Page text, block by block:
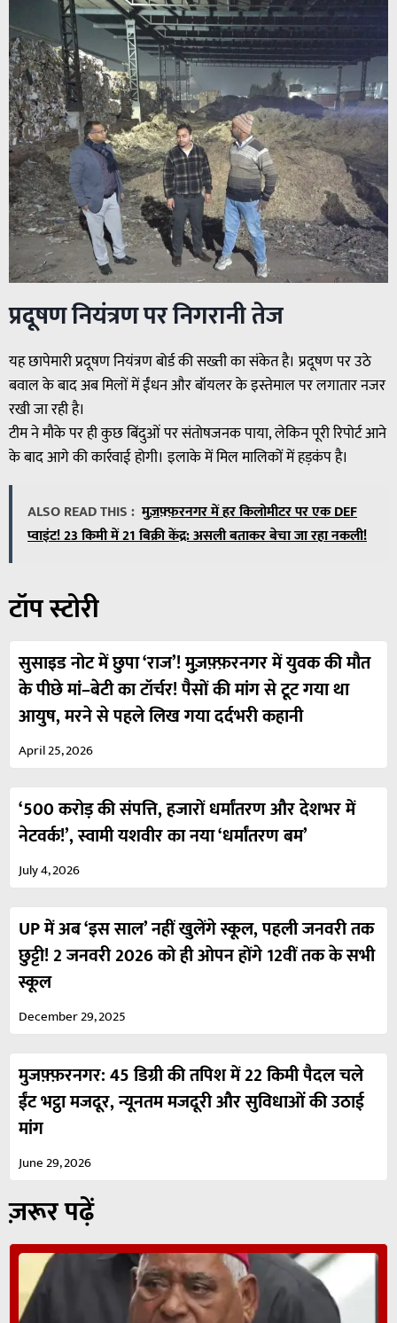
प्रदूषण नियंत्रण पर निगरानी तेज
यह छापेमारी प्रदूषण नियंत्रण बोर्ड की सख्ती का संकेत है। प्रदूषण पर उठे
बवाल के बाद अब मिलों में ईंधन और बॉयलर के इस्तेमाल पर लगातार नजर
रखी जा रही है।
टीम ने मौके पर ही कुछ बिंदुओं पर संतोषजनक पाया, लेकिन पूरी रिपोर्ट आने
के बाद आगे की कार्रवाई होगी। इलाके में मिल मालिकों में हड़कंप है।
ALSO READ THIS : मुज़फ़्फ़रनगर में हर किलोमीटर पर एक DEF
प्वाइंट! 23 किमी में 21 बिक्री केंद्र: असली बताकर बेचा जा रहा नकली!
टॉप स्टोरी
सुसाइड नोट में छुपा ‘राज’! मुज़फ़्फ़रनगर में युवक की मौत
के पीछे मां–बेटी का टॉर्चर! पैसों की मांग से टूट गया था
आयुष, मरने से पहले लिख गया दर्दभरी कहानी
April 25, 2026
‘500 करोड़ की संपत्ति, हजारों धर्मांतरण और देशभर में
नेटवर्क!’, स्वामी यशवीर का नया ‘धर्मांतरण बम’
July 4, 2026
UP में अब ‘इस साल’ नहीं खुलेंगे स्कूल, पहली जनवरी तक
छुट्टी! 2 जनवरी 2026 को ही ओपन होंगे 12वीं तक के सभी
स्कूल
December 29, 2025
मुजफ़्फ़रनगर: 45 डिग्री की तपिश में 22 किमी पैदल चले
ईंट भट्ठा मजदूर, न्यूनतम मजदूरी और सुविधाओं की उठाई
मांग
June 29, 2026
ज़रूर पढ़ें